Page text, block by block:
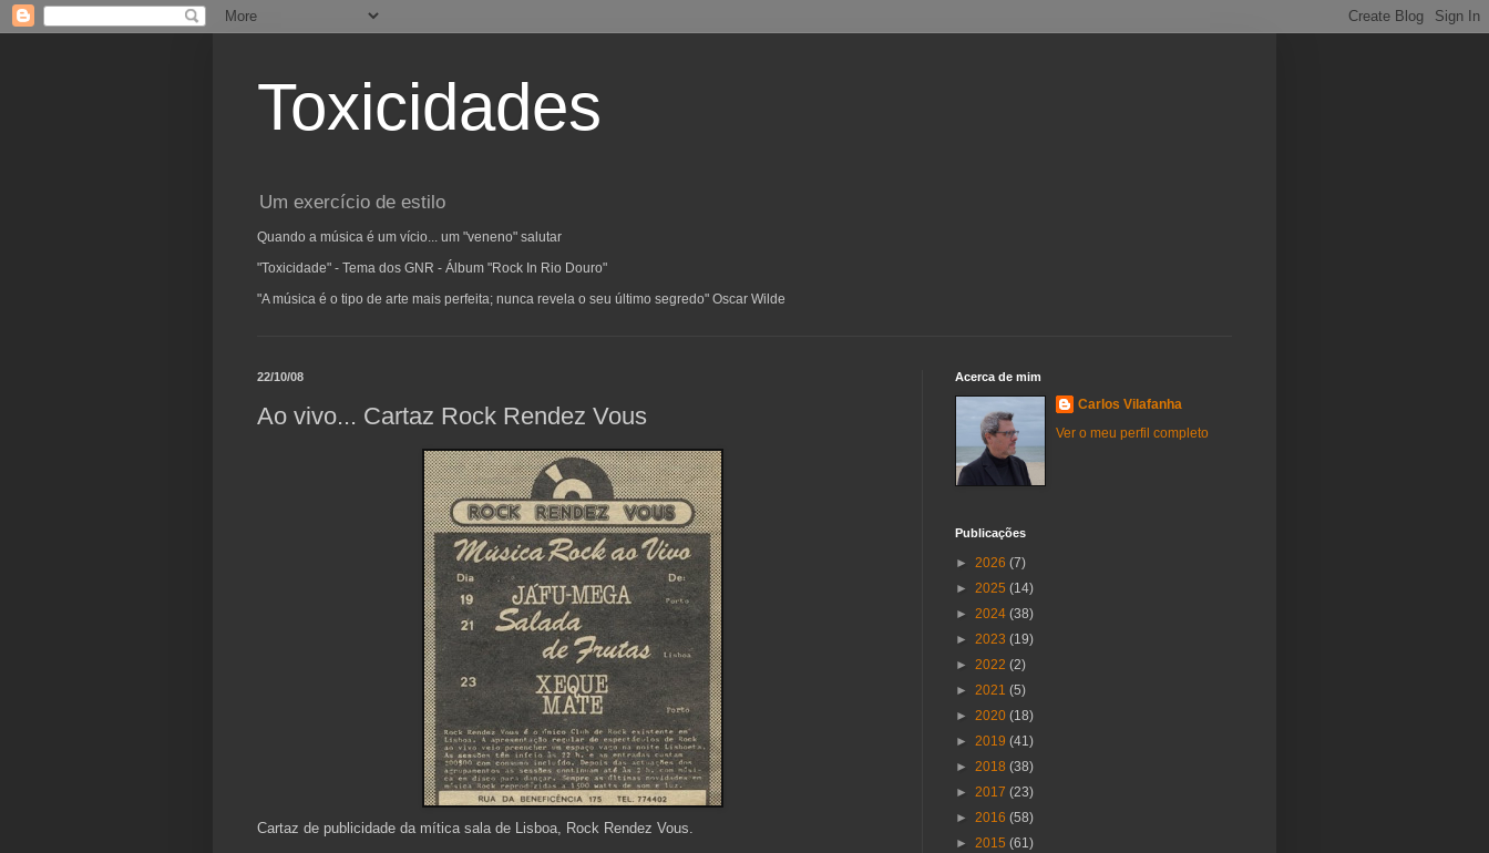
Toxicidades
Um exercício de estilo
Quando a música é um vício... um "veneno" salutar
"Toxicidade" - Tema dos GNR - Álbum "Rock In Rio Douro"
"A música é o tipo de arte mais perfeita; nunca revela o seu último segredo" Oscar Wilde
22/10/08
Ao vivo... Cartaz Rock Rendez Vous
Cartaz de publicidade da mítica sala de Lisboa, Rock Rendez Vous.
Acerca de mim
Carlos Vilafanha
Ver o meu perfil completo
Publicações
► 2026 (7)
► 2025 (14)
► 2024 (38)
► 2023 (19)
► 2022 (2)
► 2021 (5)
► 2020 (18)
► 2019 (41)
► 2018 (38)
► 2017 (23)
► 2016 (58)
► 2015 (61)